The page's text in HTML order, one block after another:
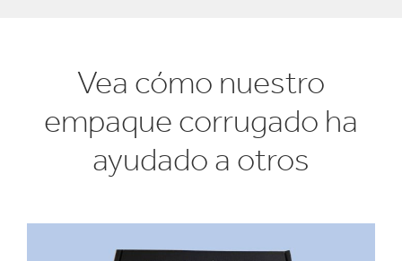
Vea cómo nuestro
empaque corrugado ha
ayudado a otros